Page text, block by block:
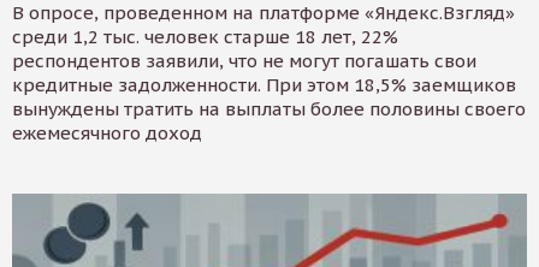
В опросе, проведенном на платформе «Яндекс.Взгляд»
среди 1,2 тыс. человек старше 18 лет, 22%
респондентов заявили, что не могут погашать свои
кредитные задолженности. При этом 18,5% заемщиков
вынуждены тратить на выплаты более половины своего
ежемесячного доход